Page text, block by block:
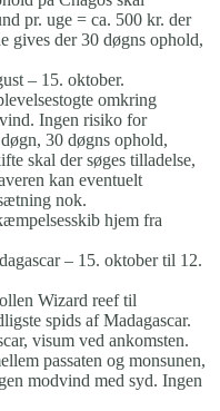
pr. uge = ca. 500 kr. der
gives der 30 døgns ophold,
– 15. oktober.
omkring
Ingen risiko for
30 døgns ophold,
skal der søges tilladelse,
kan eventuelt
nok.
hjem fra
– 15. oktober til 12.
Wizard reef til
spids af Madagascar.
visum ved ankomsten.
passaten og monsunen,
modvind med syd. Ingen